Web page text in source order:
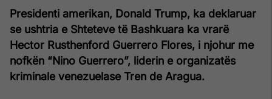
Presidenti amerikan, Donald Trump, ka deklaruar
se ushtria e Shteteve të Bashkuara ka vrarë
Hector Rusthenford Guerrero Flores, i njohur me
nofkën “Nino Guerrero”, liderin e organizatës
kriminale venezuelase Tren de Aragua.